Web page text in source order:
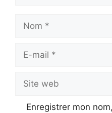
mail
web
Enregistrer mon